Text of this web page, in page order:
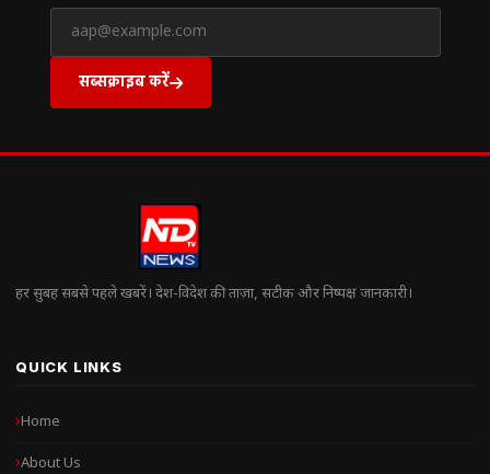
सब्सक्राइब करें
हर सुबह सबसे पहले खबरें। देश-विदेश की ताज़ा, सटीक और निष्पक्ष जानकारी।
QUICK LINKS
Home
About Us